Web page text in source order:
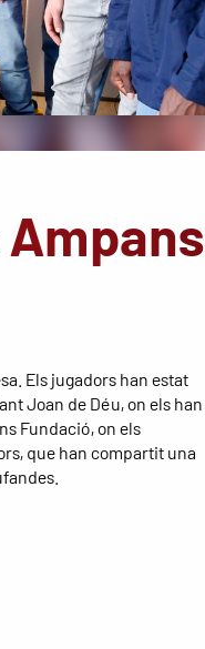
Els jugadors han estat
Joan de Déu, on els han
Fundació, on els
que han compartit una